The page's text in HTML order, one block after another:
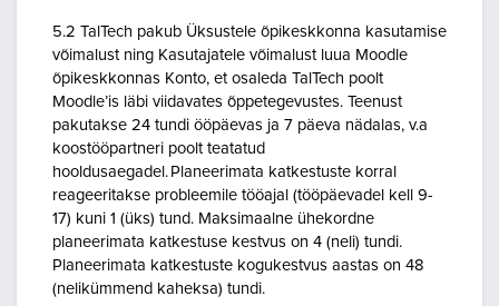
5.2 TalTech pakub Üksustele õpikeskkonna kasutamise
võimalust ning Kasutajatele võimalust luua Moodle
õpikeskkonnas Konto, et osaleda TalTech poolt
Moodle’is läbi viidavates õppetegevustes. Teenust
pakutakse 24 tundi ööpäevas ja 7 päeva nädalas, v.a
koostööpartneri poolt teatatud
hooldusaegadel. Planeerimata katkestuste korral
reageeritakse probleemile tööajal (tööpäevadel kell 9-
17) kuni 1 (üks) tund. Maksimaalne ühekordne
planeerimata katkestuse kestvus on 4 (neli) tundi.
Planeerimata katkestuste kogukestvus aastas on 48
(nelikümmend kaheksa) tundi.